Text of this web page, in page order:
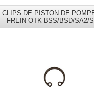
CLIPS DE PISTON DE
FREIN OTK BSS/BSD/SA2/